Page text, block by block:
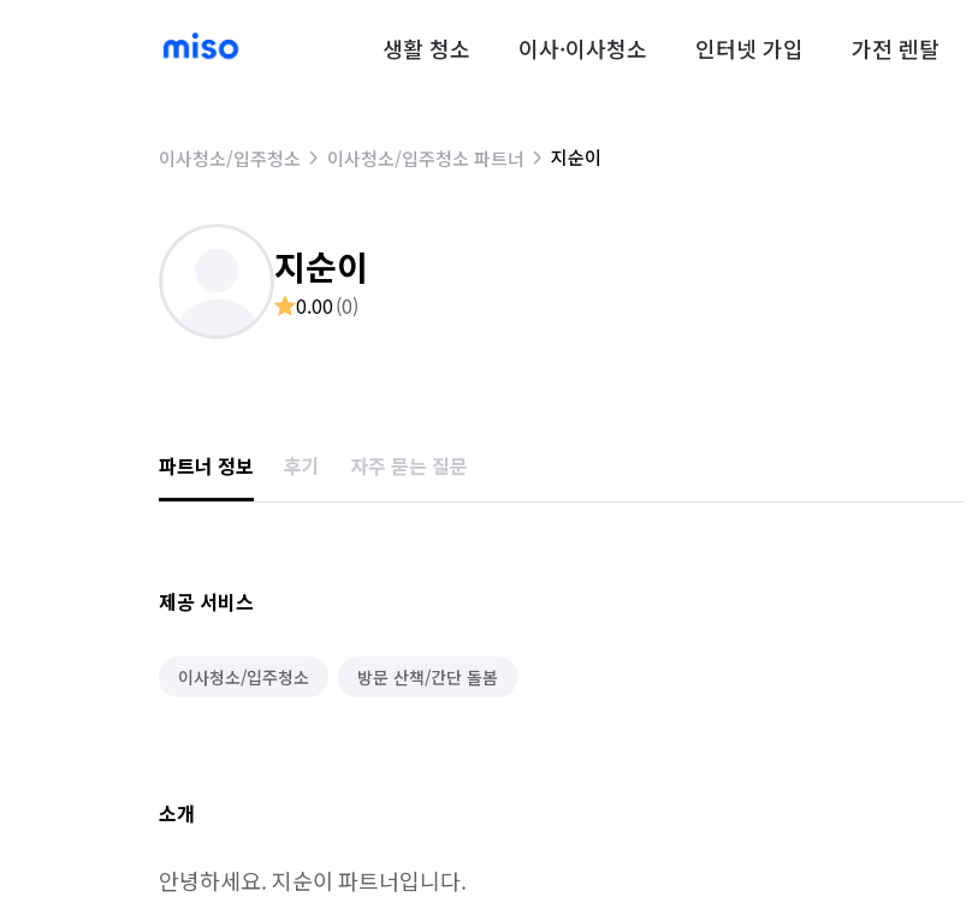
생활 청소 이사·이사청소 인터넷 가입 가전 렌탈
이사청소/입주청소 이사청소/입주청소 파트너 지순이
지순이
0.00(0)
파트너 정보 후기 자주 묻는 질문
제공 서비스
이사청소/입주청소 방문 산책/간단 돌봄
소개
안녕하세요. 지순이 파트너입니다.